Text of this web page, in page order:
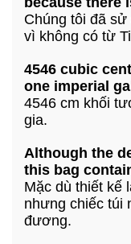
Chúng tôi đã
vì không có từ
4546 cubic
one imperial
4546 cm khối
gia.
Although the
this bag
Mặc dù thiết kế
nhưng chiếc túi
đương.